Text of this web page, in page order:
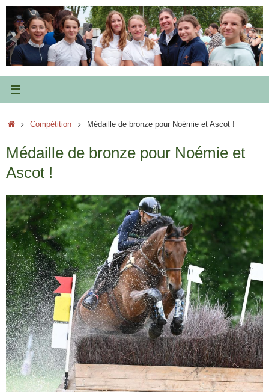
Passer
contenu
Accueil
Compétition Médaille de bronze pour Noémie et Ascot !
Médaille de bronze pour Noémie et
Ascot !